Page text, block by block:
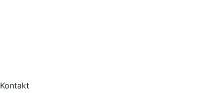
Kontakt